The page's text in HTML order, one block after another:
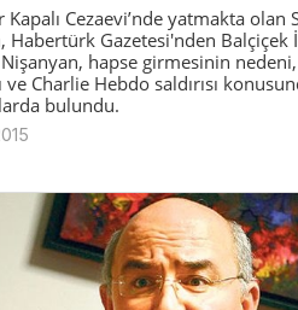
Kapalı Cezaevi’nde yatmakta olan
Habertürk Gazetesi'nden Balçiçek
hapse girmesinin
ve Charlie Hebdo saldırısı
bulundu.